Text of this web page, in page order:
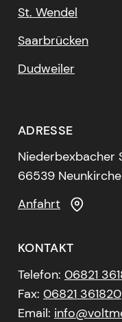
St. Wendel
Saarbrücken
Dudweiler
ADRESSE
Niederbexbacher
66539
Anfahrt
KONTAKT
Telefon: 06821
Fax: 06821 361820
Email: